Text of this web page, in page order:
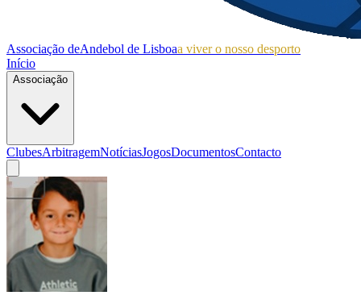
Associação deAndebol de Lisboaa viver o nosso desporto
Início
Associação
ClubesArbitragemNotíciasJogosDocumentosContacto